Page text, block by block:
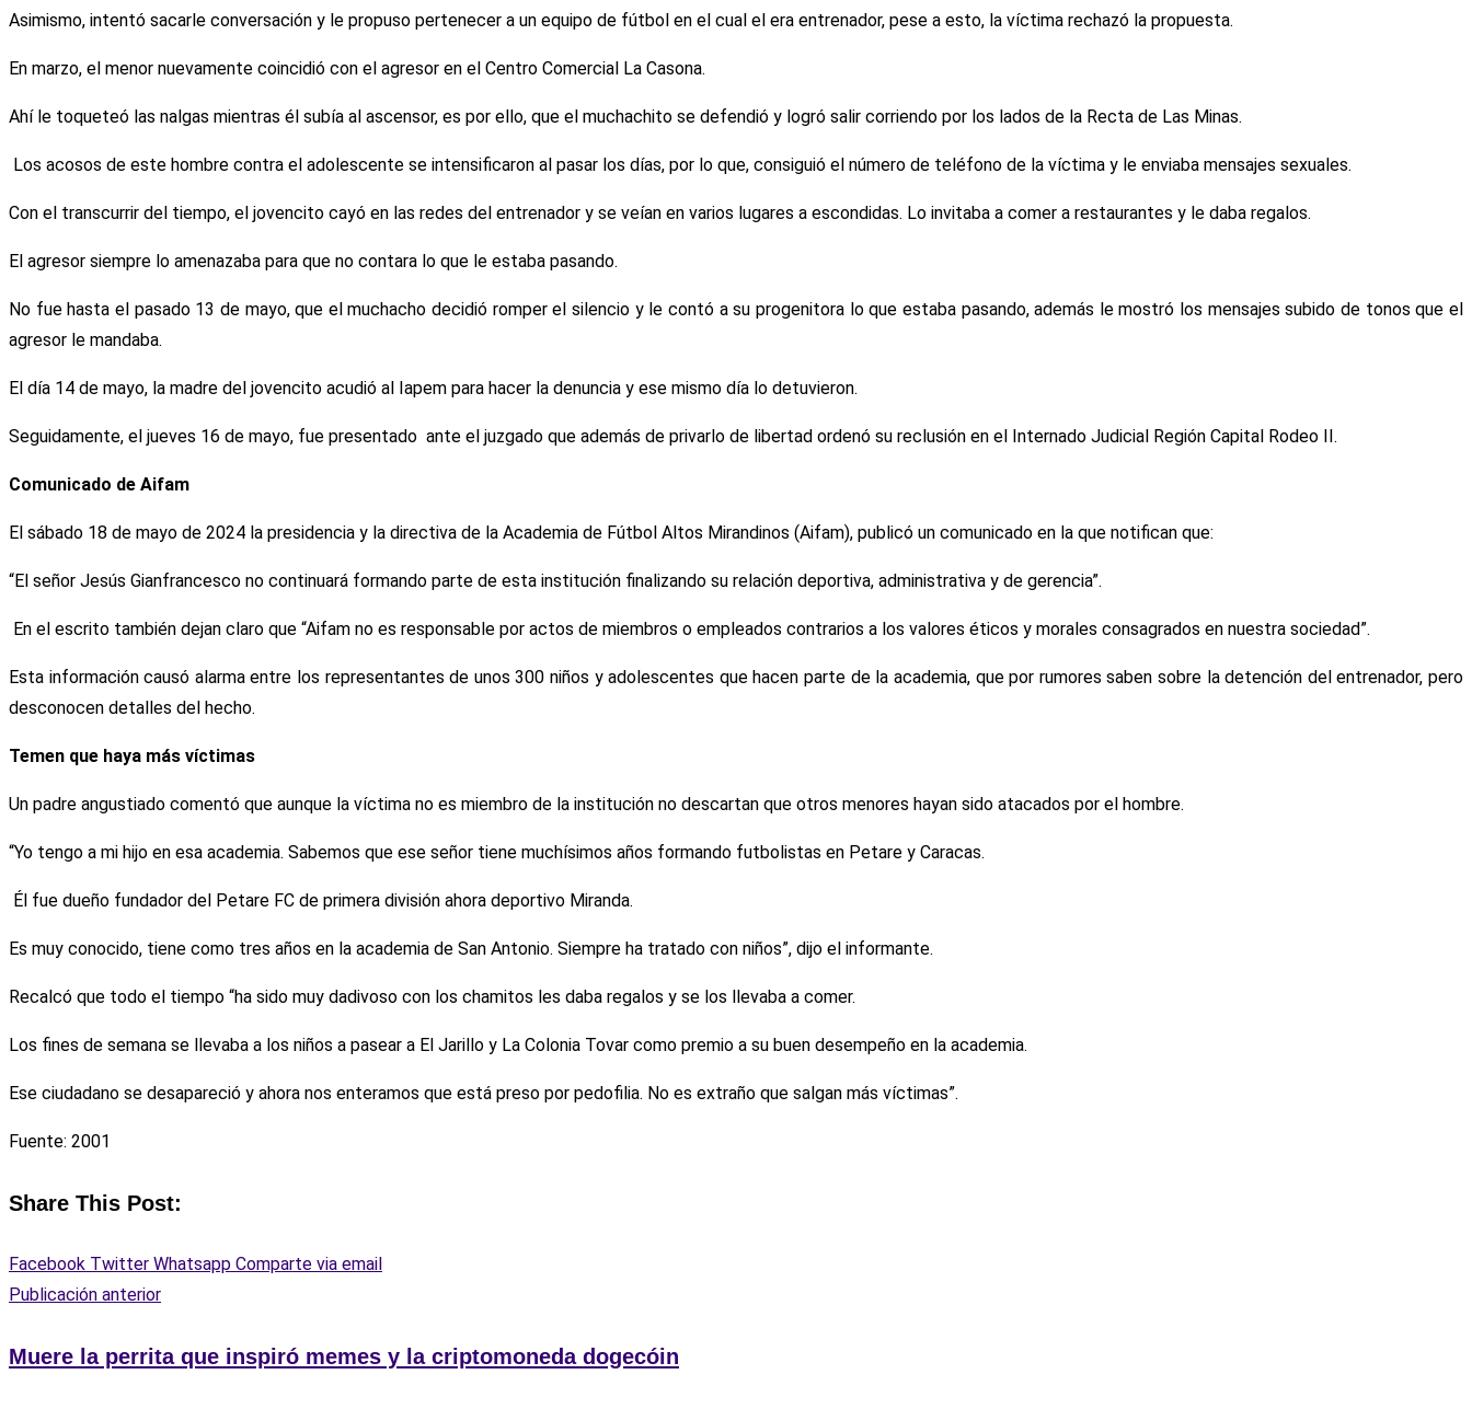
Asimismo, intentó sacarle conversación y le propuso pertenecer a un equipo de fútbol en el cual el era entrenador, pese a esto, la víctima rechazó la propuesta.
En marzo, el menor nuevamente coincidió con el agresor en el Centro Comercial La Casona.
Ahí le toqueteó las nalgas mientras él subía al ascensor, es por ello, que el muchachito se defendió y logró salir corriendo por los lados de la Recta de Las Minas.
Los acosos de este hombre contra el adolescente se intensificaron al pasar los días, por lo que, consiguió el número de teléfono de la víctima y le enviaba mensajes sexuales.
Con el transcurrir del tiempo, el jovencito cayó en las redes del entrenador y se veían en varios lugares a escondidas. Lo invitaba a comer a restaurantes y le daba regalos.
El agresor siempre lo amenazaba para que no contara lo que le estaba pasando.
No fue hasta el pasado 13 de mayo, que el muchacho decidió romper el silencio y le contó a su progenitora lo que estaba pasando, además le mostró los mensajes subido de tonos que el
agresor le mandaba.
El día 14 de mayo, la madre del jovencito acudió al Iapem para hacer la denuncia y ese mismo día lo detuvieron.
Seguidamente, el jueves 16 de mayo, fue presentado ante el juzgado que además de privarlo de libertad ordenó su reclusión en el Internado Judicial Región Capital Rodeo II.
Comunicado de Aifam
El sábado 18 de mayo de 2024 la presidencia y la directiva de la Academia de Fútbol Altos Mirandinos (Aifam), publicó un comunicado en la que notifican que:
“El señor Jesús Gianfrancesco no continuará formando parte de esta institución finalizando su relación deportiva, administrativa y de gerencia”.
En el escrito también dejan claro que “Aifam no es responsable por actos de miembros o empleados contrarios a los valores éticos y morales consagrados en nuestra sociedad”.
Esta información causó alarma entre los representantes de unos 300 niños y adolescentes que hacen parte de la academia, que por rumores saben sobre la detención del entrenador, pero
desconocen detalles del hecho.
Temen que haya más víctimas
Un padre angustiado comentó que aunque la víctima no es miembro de la institución no descartan que otros menores hayan sido atacados por el hombre.
“Yo tengo a mi hijo en esa academia. Sabemos que ese señor tiene muchísimos años formando futbolistas en Petare y Caracas.
Él fue dueño fundador del Petare FC de primera división ahora deportivo Miranda.
Es muy conocido, tiene como tres años en la academia de San Antonio. Siempre ha tratado con niños”, dijo el informante.
Recalcó que todo el tiempo “ha sido muy dadivoso con los chamitos les daba regalos y se los llevaba a comer.
Los fines de semana se llevaba a los niños a pasear a El Jarillo y La Colonia Tovar como premio a su buen desempeño en la academia.
Ese ciudadano se desapareció y ahora nos enteramos que está preso por pedofilia. No es extraño que salgan más víctimas”.
Fuente: 2001
Share This Post:
Facebook Twitter Whatsapp Comparte via email
Publicación anterior
Muere la perrita que inspiró memes y la criptomoneda dogecóin